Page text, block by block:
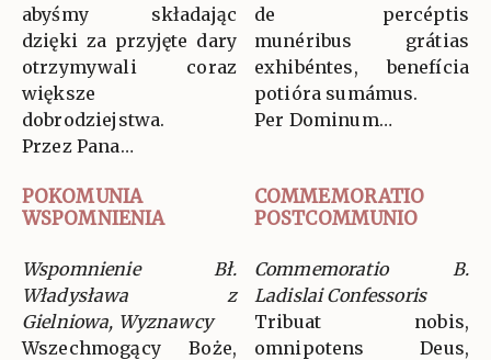
abyśmy składając
dzięki za przyjęte dary
otrzymywali coraz
większe
dobrodziejstwa.
Przez Pana…
de percéptis
munéribus grátias
exhibéntes, benefícia
potióra sumámus.
Per Dominum…
POKOMUNIA
WSPOMNIENIA
COMMEMORATIO
POSTCOMMUNIO
Wspomnienie Bł.
Władysława z
Gielniowa, Wyznawcy
Wszechmogący Boże,
Commemoratio B.
Ladislai Confessoris
Tribuat nobis,
omnipotens Deus,